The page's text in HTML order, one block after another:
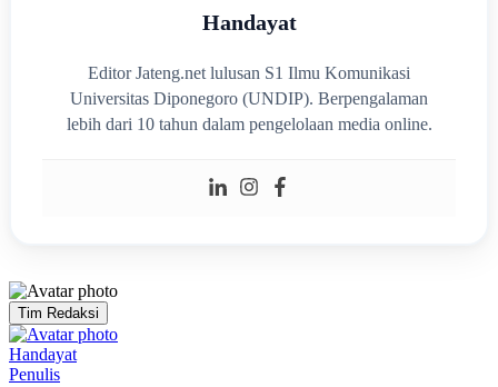
Handayat
Editor Jateng.net lulusan S1 Ilmu Komunikasi
Universitas Diponegoro (UNDIP). Berpengalaman
lebih dari 10 tahun dalam pengelolaan media online.
Tim Redaksi
Handayat
Penulis